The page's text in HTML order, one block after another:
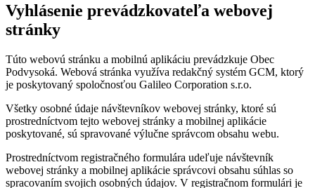
Vyhlásenie prevádzkovateľa webovej
stránky
Túto webovú stránku a mobilnú aplikáciu prevádzkuje Obec
Podvysoká. Webová stránka využíva redakčný systém GCM, ktorý
je poskytovaný spoločnosťou Galileo Corporation s.r.o.
Všetky osobné údaje návštevníkov webovej stránky, ktoré sú
prostredníctvom tejto webovej stránky a mobilnej aplikácie
poskytované, sú spravované výlučne správcom obsahu webu.
Prostredníctvom registračného formulára udeľuje návštevník
webovej stránky a mobilnej aplikácie správcovi obsahu súhlas so
spracovaním svojich osobných údajov. V registračnom formulári je